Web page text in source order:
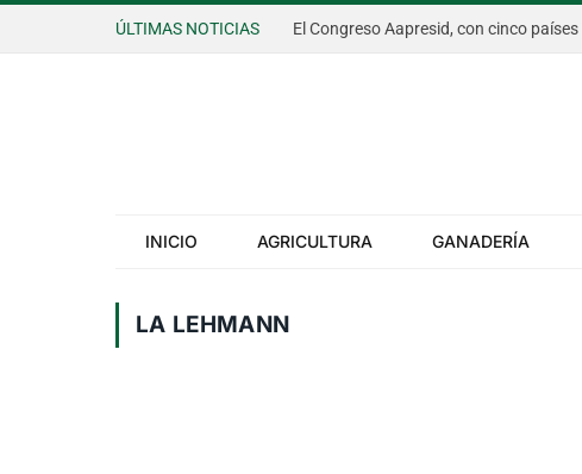
ÚLTIMAS NOTICIAS
INICIO AGRICULTURA GANADERÍA
LA LEHMANN